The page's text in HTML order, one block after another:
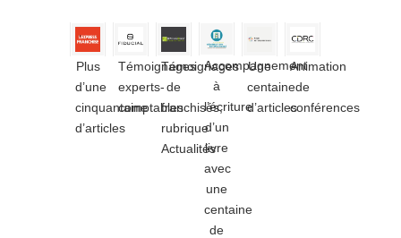
Plus
d’une
cinquantaine
d’articles
Témoignages
experts-
comptables
Témoignages
de
franchisés,
rubrique
Actualités
Accompagnement
à
l’écriture
d’un
livre
avec
une
centaine
de
Une
centaine
d’articles
Animation
de
conférences